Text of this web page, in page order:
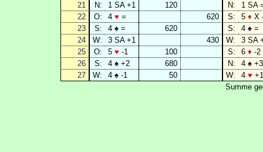
21
N: 1 SA +1 120 N:
1 SA
22
O: 4 ♥ = 620 S: 5 ♦ X
23
S: 4 ♠ = 620 S:
4 ♠ =
24
W: 3 SA +1 430 W:
3 SA
25
O: 5 ♥ -1 100 S: 6 ♦ -2
26
S: 4 ♠ +2 680 N:
4 ♠ +3
27
W: 4 ♠ -1 50 W: 4 ♥ +1
Summe